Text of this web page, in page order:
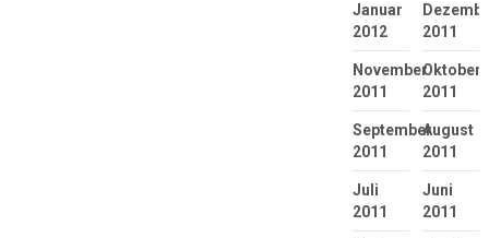
Januar
2012
2011
November
2011
Oktober
2011
September
2011
August
2011
Juli
2011
Juni
2011